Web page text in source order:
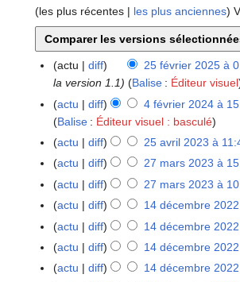
(les plus récentes | les plus anciennes)
2
e
2
actu diff 25 février 2025 à
la version 1.1
Balise : Éditeur visuel
4
é
e
2
actu diff 4 février 2024 à
Balise : Éditeur visuel : basculé
2
5
2
actu diff 25 avril 2023 à
2
7
s
2
actu diff 27 mars 2023 à
actu
diff 27 mars 2023 à
1
4
actu diff 14 décembre
actu
diff 14 décembre
actu
diff 14 décembre
actu
diff 14 décembre